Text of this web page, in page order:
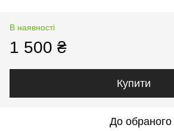
В наявності
1 500 ₴
Купити
До обраного